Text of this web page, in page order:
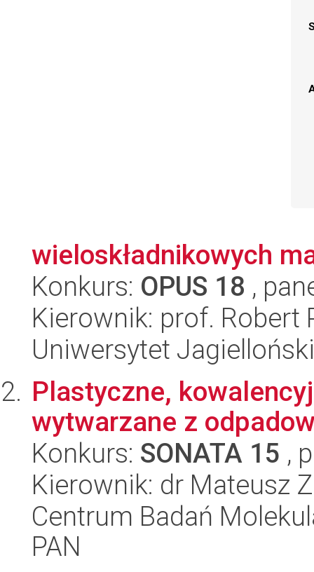
wieloskładnikowych
Konkurs: OPUS 18 ,
Kierownik: prof. Robert
Uniwersytet
Plastyczne,
wytwarzane z
Konkurs: SONATA 15 ,
Kierownik: dr Mateusz
Centrum Badań
PAN